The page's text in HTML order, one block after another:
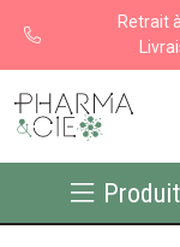
Retrait
Pharma&cie -